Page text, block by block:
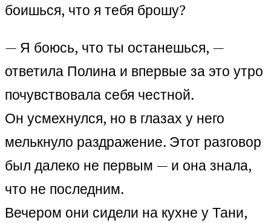
боишься, что я тебя брошу?
— Я боюсь, что ты останешься, —
ответила Полина и впервые за это утро
почувствовала себя честной.
Он усмехнулся, но в глазах у него
мелькнуло раздражение. Этот разговор
был далеко не первым — и она знала,
что не последним.
Вечером они сидели на кухне у Тани,